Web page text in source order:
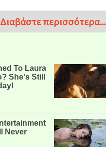
Διαβάστε περισσότερα...